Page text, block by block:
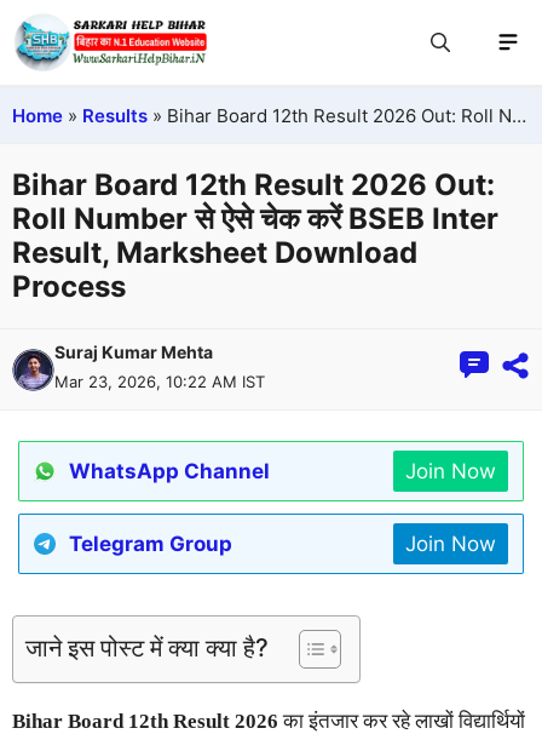
Home » Results » Bihar Board 12th Result 2026 Out: Roll Number से ऐसे चेक करें BSEB Inter Result, Marksheet Download Process
Bihar Board 12th Result 2026 Out:
Roll Number से ऐसे चेक करें BSEB Inter
Result, Marksheet Download
Process
Suraj Kumar Mehta
Mar 23, 2026, 10:22 AM IST
WhatsApp Channel Join Now
Telegram Group Join Now
जाने इस पोस्ट में क्या क्या है?
Bihar Board 12th Result 2026 का इंतजार कर रहे लाखों विद्यार्थियों